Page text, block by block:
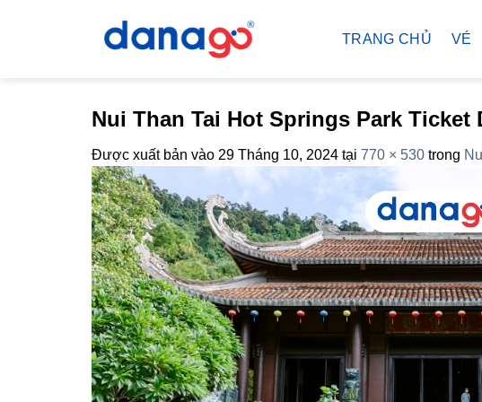
TRANG CHỦ VÉ
Nui Than Tai Hot Springs Park Ticket
Được xuất bản vào 29 Tháng 10, 2024 tại 770 × 530 trong